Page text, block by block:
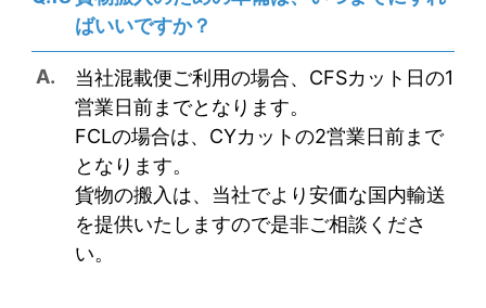
ばいいですか？
当社混載便ご利用の場合、CFSカット日の1
営業日前までとなります。
FCLの場合は、CYカットの2営業日前まで
となります。
貨物の搬入は、当社でより安価な国内輸送
を提供いたしますので是非ご相談くださ
い。